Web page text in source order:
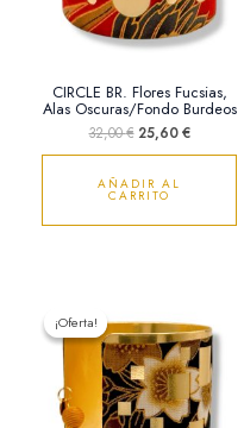
CIRCLE BR. Flores Fucsias,
Alas Oscuras/Fondo Burdeos
32,00€ 25,60€
AÑADIR AL
CARRITO
¡Oferta!
¡Oferta!
original
era:
32,00 €.
actual
es:
25,60 €.